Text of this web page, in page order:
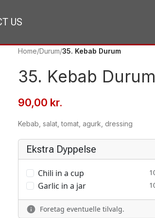
US
Home/Durum/35. Kebab Durum
35. Kebab Durum
90,00 kr.
Kebab, salat, tomat, agurk, dressing